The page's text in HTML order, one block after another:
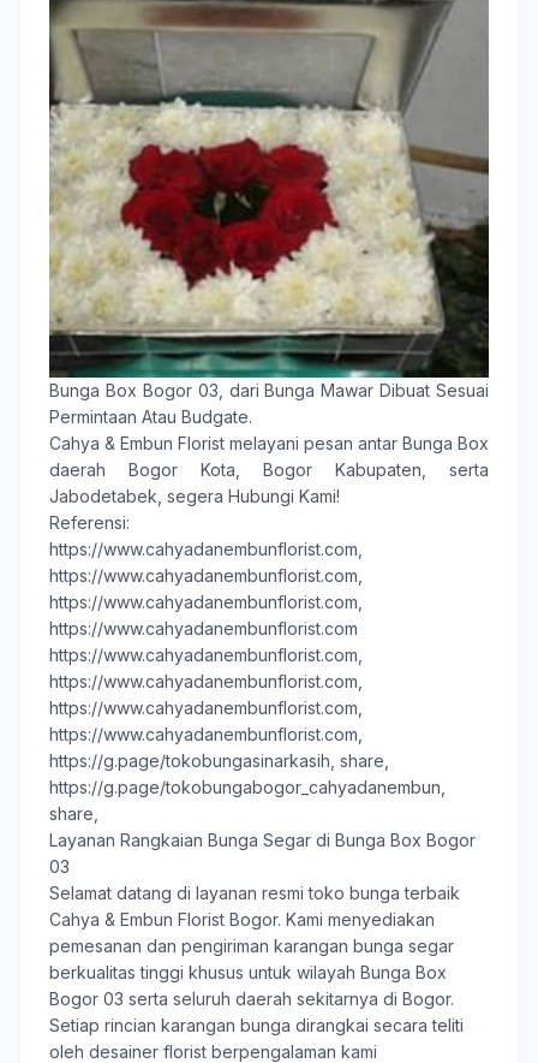
Bunga Box Bogor 03 , dari Bunga Mawar Dibuat Sesuai
Permintaan Atau Budgate.
Cahya & Embun Florist melayani pesan antar Bunga Box
daerah Bogor Kota Bogor Kabupaten , serta
Jabodetabek, segera Hubungi Kami!
Referensi:
https://www.cahyadanembunflorist.com,
https://www.cahyadanembunflorist.com,
https://www.cahyadanembunflorist.com,
https://www.cahyadanembunflorist.com
https://www.cahyadanembunflorist.com,
https://www.cahyadanembunflorist.com,
https://www.cahyadanembunflorist.com,
https://www.cahyadanembunflorist.com,
https://g.page/tokobungasinarkasih, share
https://g.page/tokobungabogor_cahyadanembun,
share,
Layanan Rangkaian Bunga Segar di Bunga Box Bogor
03
Selamat datang di layanan resmi toko bunga terbaik
Cahya & Embun Florist Bogor. Kami menyediakan
pemesanan dan pengiriman karangan bunga segar
berkualitas tinggi khusus untuk wilayah Bunga Box
Bogor 03 serta seluruh daerah sekitarnya di Bogor.
Setiap rincian karangan bunga dirangkai secara teliti
oleh desainer florist berpengalaman kami